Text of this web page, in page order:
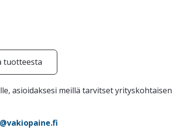
tuotteesta
asioidaksesi meillä tarvitset yrityskohtaisen